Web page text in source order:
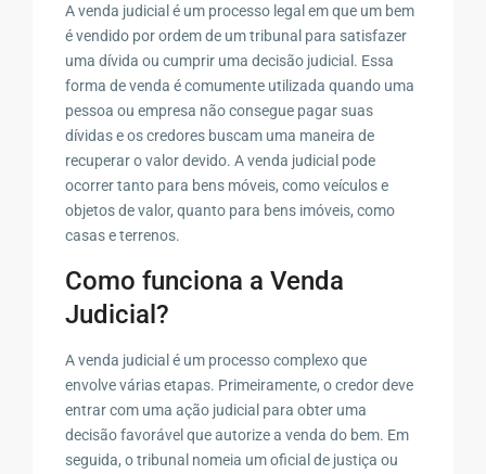
A venda judicial é um processo legal em que um bem
é vendido por ordem de um tribunal para satisfazer
uma dívida ou cumprir uma decisão judicial. Essa
forma de venda é comumente utilizada quando uma
pessoa ou empresa não consegue pagar suas
dívidas e os credores buscam uma maneira de
recuperar o valor devido. A venda judicial pode
ocorrer tanto para bens móveis, como veículos e
objetos de valor, quanto para bens imóveis, como
casas e terrenos.
Como funciona a Venda
Judicial?
A venda judicial é um processo complexo que
envolve várias etapas. Primeiramente, o credor deve
entrar com uma ação judicial para obter uma
decisão favorável que autorize a venda do bem. Em
seguida, o tribunal nomeia um oficial de justiça ou